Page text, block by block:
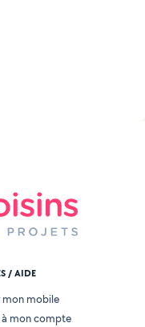
/ AIDE
mon mobile
à mon compte